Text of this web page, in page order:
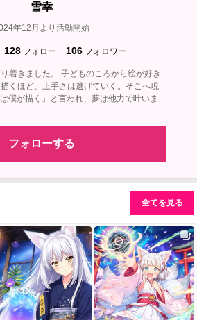
雪幸
年12月より活動開始
128 フォロー 106 フォロワー
着きました。 子どものころから絵が好き
くほど、上手さは逃げていく。そこへ現
僕が描く」と言われ、夢は他力で叶いま
フォローする
全てを見る